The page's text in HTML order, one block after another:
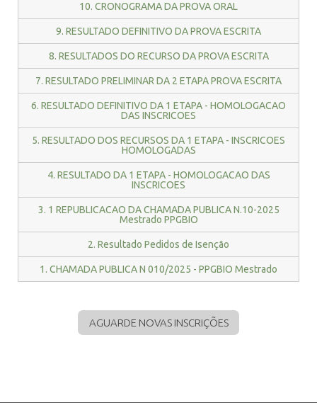
10. CRONOGRAMA DA PROVA ORAL
9. RESULTADO DEFINITIVO DA PROVA ESCRITA
8. RESULTADOS DO RECURSO DA PROVA ESCRITA
7. RESULTADO PRELIMINAR DA 2 ETAPA PROVA ESCRITA
6. RESULTADO DEFINITIVO DA 1 ETAPA - HOMOLOGACAO
DAS INSCRICOES
5. RESULTADO DOS RECURSOS DA 1 ETAPA - INSCRICOES
HOMOLOGADAS
4. RESULTADO DA 1 ETAPA - HOMOLOGACAO DAS
INSCRICOES
3. 1 REPUBLICACAO DA CHAMADA PUBLICA N.10-2025
Mestrado PPGBIO
2. Resultado Pedidos de Isenção
1. CHAMADA PUBLICA N 010/2025 - PPGBIO Mestrado
AGUARDE NOVAS INSCRIÇÕES